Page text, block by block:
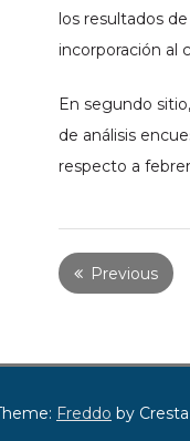
los resultados
incorporación al
En segundo
de análisis
respecto a
Paginación
Previous
Freddo by